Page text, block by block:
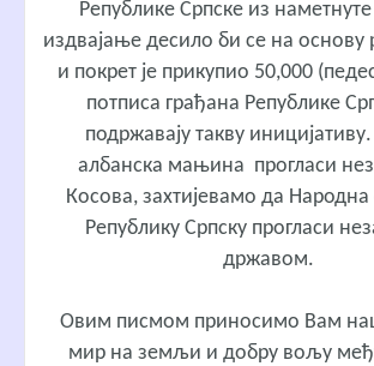
Републике Српске из
издвајање десило би се на
и покрет је прикупио 50,000
потписа грађана Републике
подржавају такву
албанска мањина прогласи
Косова, захтијевамо да
Републику Српску прогласи
државом.
Овим писмом приносимо Вам
мир на земљи и добру вољу